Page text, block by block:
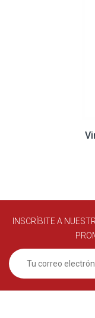
INSCRÍBITE A